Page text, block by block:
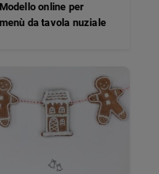
Modello online per
menù da tavola nuziale